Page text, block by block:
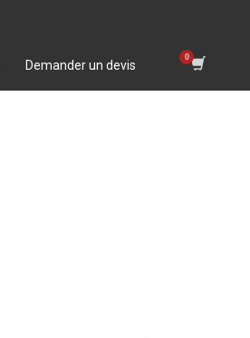
Demander un devis